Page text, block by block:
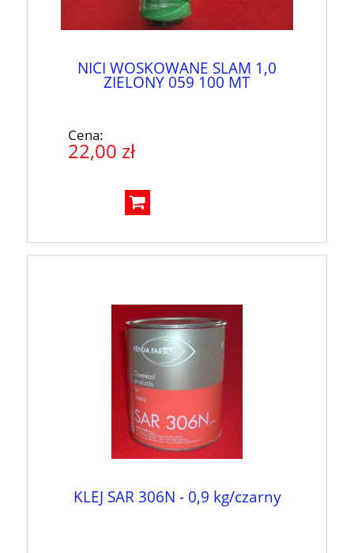
NICI WOSKOWANE SLAM 1,0
ZIELONY 059 100 MT
Cena:
22,00 zł
KLEJ SAR 306N - 0,9 kg/czarny